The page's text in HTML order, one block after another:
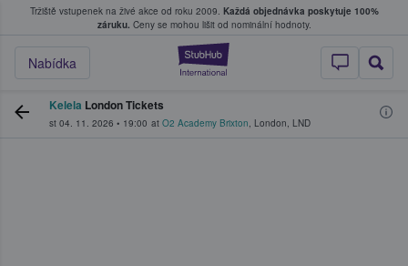
Tržiště vstupenek na živé akce od roku 2009. Každá objednávka poskytuje 100%
záruku. Ceny se mohou lišit od nominální hodnoty.
StubHub –
Nabídka
kde fanoušci kupují a prodávají vstupenky
Kelela London Tickets
st 04. 11. 2026 • 19:00 at O2 Academy Brixton, London, LND